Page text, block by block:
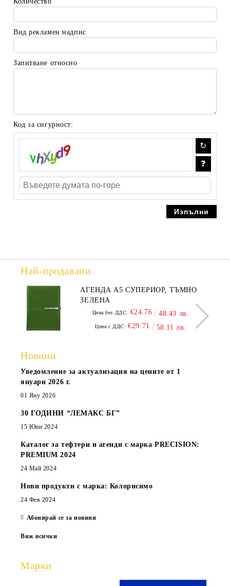
Вид рекламен надпис
Запитване относно
Код за сигурност:
Най-продавани
АГЕНДА А5 СУПЕРИОР, ТЪМНО
ЗЕЛЕНА
Цена без ДДС: €24.76 48.43 лв.
Цена с ДДС: €29.71 58.11 лв.
Новини
Уведомление за актуализация на цените от 1
януари 2026 г.
01 Яну 2026
30 ГОДИНИ “ЛЕМАКС БГ”
15 Юни 2024
Каталог за тефтери и агенди с марка PRECISION:
PREMIUM 2024
24 Май 2024
Нови продукти с марка: Колорисимо
24 Фев 2024
Абонирай се за новини
Виж всички
Марки